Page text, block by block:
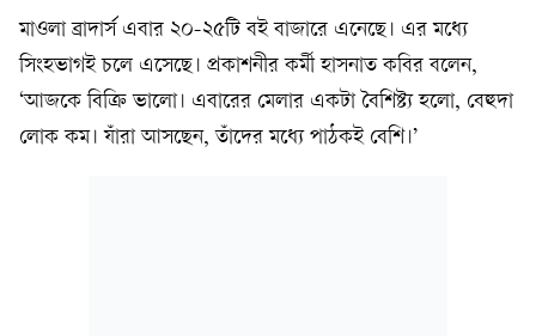
মাওলা ব্রাদার্স এবার ২০-২৫টি বই বাজারে এনেছে। এর মধ্যে
সিংহভাগই চলে এসেছে। প্রকাশনীর কর্মী হাসনাত কবির বলেন,
‘আজকে বিক্রি ভালো। এবারের মেলার একটা বৈশিষ্ট্য হলো, বেহুদা
লোক কম। যাঁরা আসছেন, তাঁদের মধ্যে পাঠকই বেশি।’